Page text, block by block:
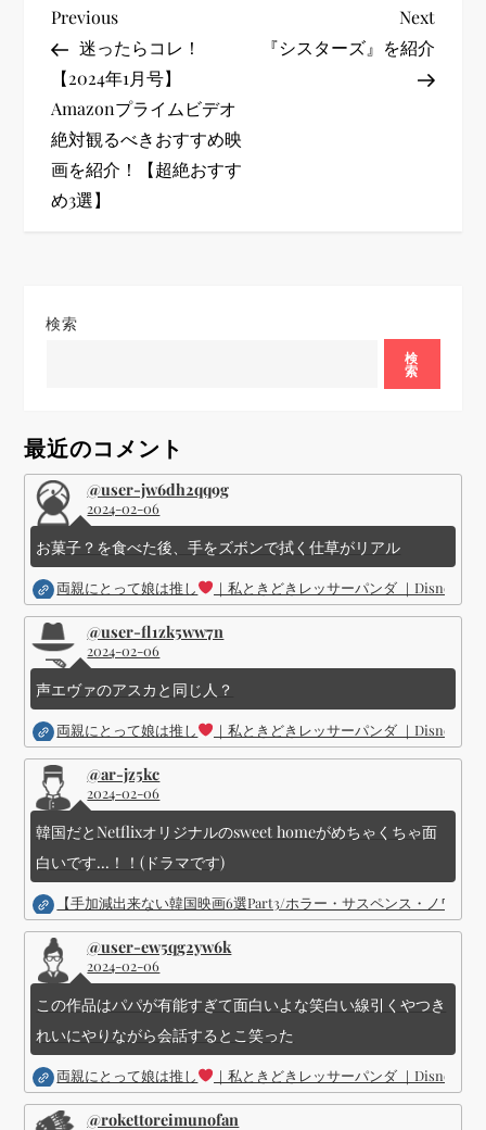
投
稿
ナ
ビ
シ
ン
Previous
Post
Previous
迷ったらコレ！
【2024年1月号】
Amazonプライムビデオ
絶対観るべきおすすめ映
画を紹介！【超絶おすす
め3選】
Next
Post
Next
『シスターズ』を紹介
検索
検
索
最近のコメント
@user-jw6dh2qq9g
2024-02-06
お菓子？を食べた後、手をズボンで拭く仕草がリアル
両親にとって娘は推し ｜私ときどきレッサーパンダ ｜Disney (
@user-fl1zk5ww7n
2024-02-06
声エヴァのアスカと同じ人？
両親にとって娘は推し ｜私ときどきレッサーパンダ ｜Disney (
@ar-jz5kc
2024-02-06
韓国だとNetflixオリジナルのsweet homeがめちゃくちゃ面
白いです...！！(ドラマです)
【手加減出来ない韓国映画6選Part3/ホラー・サスペンス・ノワー
@user-ew5qg2yw6k
2024-02-06
この作品はパパが有能すぎて面白いよな笑白い線引くやつき
れいにやりながら会話するとこ笑った
両親にとって娘は推し ｜私ときどきレッサーパンダ ｜Disney (
@rokettoreimunofan